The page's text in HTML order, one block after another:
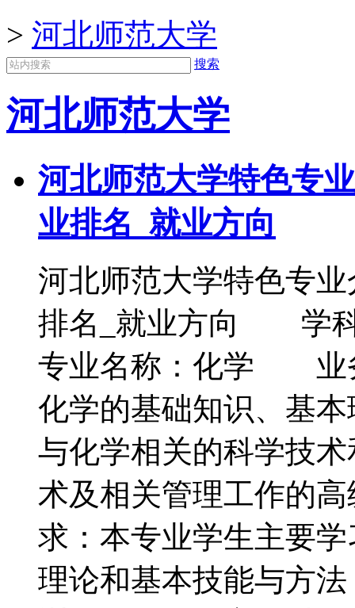
> 河北师范大学
搜索
河北师范大学
河北师范大学特色专
业排名_就业方向
河北师范大学特色专
排名_就业方向
专业名称：化学 业
化学的基础知识、基
与化学相关的科学技
术及相关管理工作的
求：本专业学生主要
理论和基本技能与方